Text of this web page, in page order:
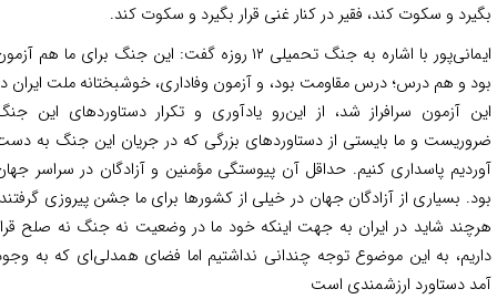
و سکوت کند، فقیر در کنار غنی قرار بگیرد و سکوت کند.
ایمانی‌پور با اشاره به جنگ تحمیلی ۱۲ روزه گفت: این جنگ برای ما هم آزمون
و هم درس؛ درس مقاومت بود، و آزمون وفاداری، خوشبختانه ملت ایران در
آزمون سرافراز شد، از این‌رو یادآوری و تکرار دستاوردهای این جنگ
و ما بایستی از دستاوردهای بزرگی که در جریان این جنگ به دست
پاسداری کنیم. حداقل آن پیوستگی مؤمنین و آزادگان در سراسر جهان
بسیاری از آزادگان جهان در خیلی از کشورها برای ما جشن پیروزی گرفتند،
شاید در ایران به جهت اینکه خود ما در وضعیت نه جنگ نه صلح قرار
به این موضوع توجه چندانی نداشتیم اما فضای همدلی‌ای که به وجود
دستاورد ارزشمندی است